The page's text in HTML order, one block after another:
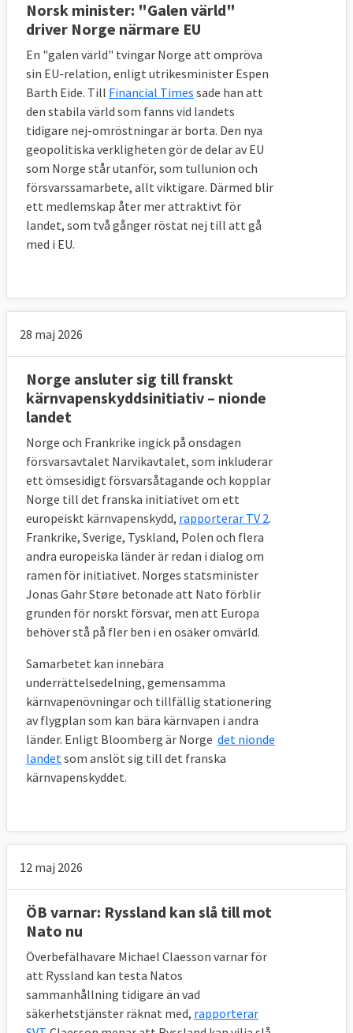
Norsk minister: "Galen värld"
driver Norge närmare EU
En "galen värld" tvingar Norge att ompröva
sin EU-relation, enligt utrikesminister Espen
Barth Eide. Till Financial Times sade han att
den stabila värld som fanns vid landets
tidigare nej-omröstningar är borta. Den nya
geopolitiska verkligheten gör de delar av EU
som Norge står utanför, som tullunion och
försvarssamarbete, allt viktigare. Därmed blir
ett medlemskap åter mer attraktivt för
landet, som två gånger röstat nej till att gå
med i EU.
28 maj 2026
Norge ansluter sig till franskt
kärnvapenskyddsinitiativ – nionde
landet
Norge och Frankrike ingick på onsdagen
försvarsavtalet Narvikavtalet, som inkluderar
ett ömsesidigt försvarsåtagande och kopplar
Norge till det franska initiativet om ett
europeiskt kärnvapenskydd, rapporterar TV 2.
Frankrike, Sverige, Tyskland, Polen och flera
andra europeiska länder är redan i dialog om
ramen för initiativet. Norges statsminister
Jonas Gahr Støre betonade att Nato förblir
grunden för norskt försvar, men att Europa
behöver stå på fler ben i en osäker omvärld.
Samarbetet kan innebära
underrättelsedelning, gemensamma
kärnvapenövningar och tillfällig stationering
av flygplan som kan bära kärnvapen i andra
länder. Enligt Bloomberg är Norge det nionde
landetsom anslöt sig till det franska
kärnvapenskyddet.
12 maj 2026
ÖB varnar: Ryssland kan slå till mot
Nato nu
Överbefälhavare Michael Claesson varnar för
att Ryssland kan testa Natos
sammanhållning tidigare än vad
säkerhetstjänster räknat med, rapporterar